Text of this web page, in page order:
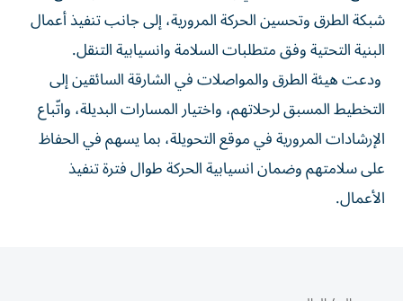
شبكة الطرق وتحسين الحركة المرورية، إلى جانب تنفيذ أعمال
البنية التحتية وفق متطلبات السلامة وانسيابية التنقل.
ودعت هيئة الطرق والمواصلات في الشارقة السائقين إلى
التخطيط المسبق لرحلاتهم، واختيار المسارات البديلة، واتّباع
الإرشادات المرورية في موقع التحويلة، بما يسهم في الحفاظ
على سلامتهم وضمان انسيابية الحركة طوال فترة تنفيذ
الأعمال.